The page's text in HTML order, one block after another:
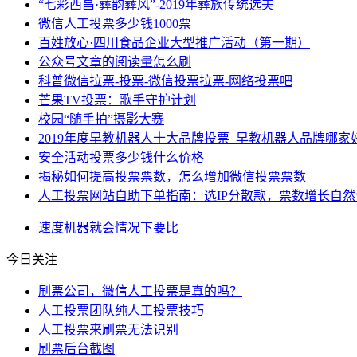
“七彩西昌·彝韵彝风”-2019年彝族传统选美
微信人工投票多少钱1000票
百姓放心·四川食品企业大型推广活动（第一期）
公众号文章的阅读量怎么刷
科普微信拉票-投票-微信投票拉票-网络投票吧
芒果TV投票：歌手守护计划
校园“随手拍”摄影大赛
2019年度早教机器人十大品牌投票_早教机器人品牌哪家
安全活动投票多少钱什么价格
揭秘如何提高投票票数，怎么增加微信投票票数
人工投票网站自助下单指南：选IP分散款，票数增长自
速度机器就会情况下要比
今日关注
刷票公司，微信人工投票是真的吗？
人工投票团队纯人工投票技巧
人工投票来刷票无法识别
刷票后台截图